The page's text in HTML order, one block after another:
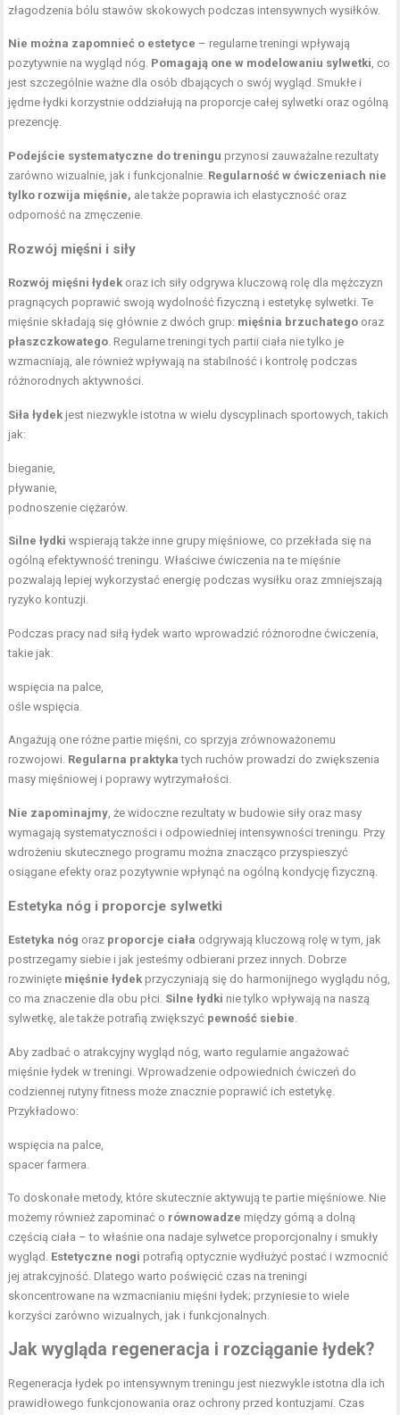
złagodzenia bólu stawów skokowych podczas intensywnych wysiłków.
Nie można zapomnieć o estetyce – regularne treningi wpływają
pozytywnie na wygląd nóg. Pomagają one w modelowaniu sylwetki, co
jest szczególnie ważne dla osób dbających o swój wygląd. Smukłe i
jędrne łydki korzystnie oddziałują na proporcje całej sylwetki oraz ogólną
prezencję.
Podejście systematyczne do treningu przynosi zauważalne rezultaty
zarówno wizualnie, jak i funkcjonalnie. Regularność w ćwiczeniach nie
tylko rozwija mięśnie, ale także poprawia ich elastyczność oraz
odporność na zmęczenie.
Rozwój mięśni i siły
Rozwój mięśni łydek oraz ich siły odgrywa kluczową rolę dla mężczyzn
pragnących poprawić swoją wydolność fizyczną i estetykę sylwetki. Te
mięśnie składają się głównie z dwóch grup: mięśnia brzuchatego oraz
płaszczkowatego. Regularne treningi tych partii ciała nie tylko je
wzmacniają, ale również wpływają na stabilność i kontrolę podczas
różnorodnych aktywności.
Siła łydek jest niezwykle istotna w wielu dyscyplinach sportowych, takich
jak:
bieganie,
pływanie,
podnoszenie ciężarów.
Silne łydki wspierają także inne grupy mięśniowe, co przekłada się na
ogólną efektywność treningu. Właściwe ćwiczenia na te mięśnie
pozwalają lepiej wykorzystać energię podczas wysiłku oraz zmniejszają
ryzyko kontuzji.
Podczas pracy nad siłą łydek warto wprowadzić różnorodne ćwiczenia,
takie jak:
wspięcia na palce,
ośle wspięcia.
Angażują one różne partie mięśni, co sprzyja zrównoważonemu
rozwojowi. Regularna praktyka tych ruchów prowadzi do zwiększenia
masy mięśniowej i poprawy wytrzymałości.
Nie zapominajmy, że widoczne rezultaty w budowie siły oraz masy
wymagają systematyczności i odpowiedniej intensywności treningu. Przy
wdrożeniu skutecznego programu można znacząco przyspieszyć
osiągane efekty oraz pozytywnie wpłynąć na ogólną kondycję fizyczną.
Estetyka nóg i proporcje sylwetki
Estetyka nóg oraz proporcje ciała odgrywają kluczową rolę w tym, jak
postrzegamy siebie i jak jesteśmy odbierani przez innych. Dobrze
rozwinięte mięśnie łydek przyczyniają się do harmonijnego wyglądu nóg,
co ma znaczenie dla obu płci. Silne łydki nie tylko wpływają na naszą
sylwetkę, ale także potrafią zwiększyć pewność siebie.
Aby zadbać o atrakcyjny wygląd nóg, warto regularnie angażować
mięśnie łydek w treningi. Wprowadzenie odpowiednich ćwiczeń do
codziennej rutyny fitness może znacznie poprawić ich estetykę.
Przykładowo:
wspięcia na palce,
spacer farmera.
To doskonałe metody, które skutecznie aktywują te partie mięśniowe. Nie
możemy również zapominać o równowadze między górną a dolną
częścią ciała – to właśnie ona nadaje sylwetce proporcjonalny i smukły
wygląd. Estetyczne nogi potrafią optycznie wydłużyć postać i wzmocnić
jej atrakcyjność. Dlatego warto poświęcić czas na treningi
skoncentrowane na wzmacnianiu mięśni łydek; przyniesie to wiele
korzyści zarówno wizualnych, jak i funkcjonalnych.
Jak wygląda regeneracja i rozciąganie łydek?
Regeneracja łydek po intensywnym treningu jest niezwykle istotna dla ich
prawidłowego funkcjonowania oraz ochrony przed kontuzjami. Czas